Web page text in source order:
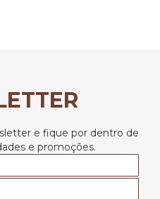
e fique por dentro de
e promoções.